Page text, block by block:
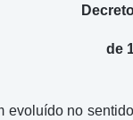
de
no